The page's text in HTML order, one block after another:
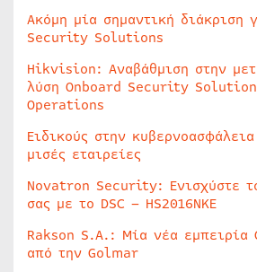
Ακόμη μία σημαντική διάκριση
Security Solutions
Hikvision: Αναβάθμιση στην
λύση Onboard Security
Operations
Ειδικούς στην
μισές εταιρείες
Novatron Security: Ενισχύστε
σας με το DSC – HS2016NKE
Rakson S.A.: Μία νέα εμπειρία
από την Golmar